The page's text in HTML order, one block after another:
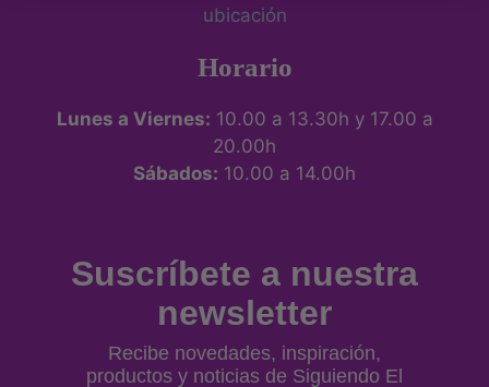
ubicación
Horario
Lunes a Viernes: 10.00 a 13.30h y 17.00 a
20.00h
Sábados: 10.00 a 14.00h
Suscríbete a nuestra
newsletter
Recibe novedades, inspiración,
productos y noticias de Siguiendo El